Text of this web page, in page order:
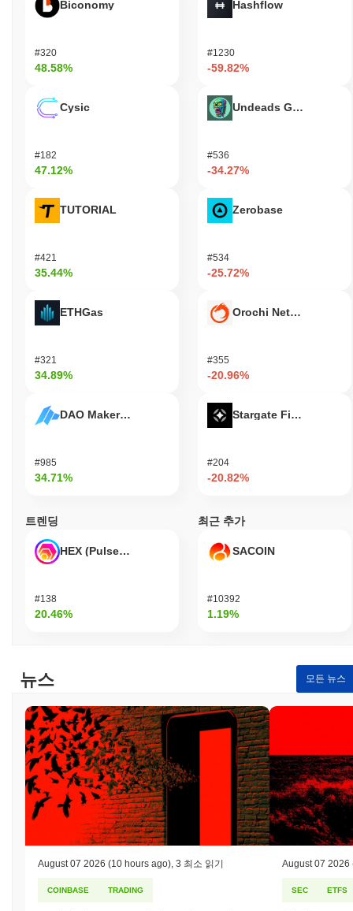
SOLITO는 개발자와 소비자를 위해 설계되어 분산 애플리케이션
을 효과적으로 생성하고 활용할 수 있도록 합니다. SDK와 API를
사용자 참여를 촉진합니다. 이 프로젝트는 개발자에게 혁신적인 솔
루션을 블록체인에서 쉽게 만들 수 있는 강력한 인프라를 제공하여
통해 참여하여 네트워크의 보안 및 의사결정 과정에 기여합니다.
이러한 협력적 환경은 주요 사용자와 2차 참가자 모두가 번창할 수
진합니다. 이러한 다양한 사용자 그룹을 대상으로 하여 SOLITO는
블록체인 공간 내에서 접근성과 사용성을 향상시키는 것을 목표로
SOLITO는 어떻게 보안이 유지되나요?
래를 확인하고 네트워크의 무결성을 유지합니다. 이 모델에서 검증
자는 보유하고 있는 토큰의 수와 담보로 "스테이킹"할 의사가 있는
적인 행동에 대해 슬래시되거나 처벌받을 수 있습니다. 네트워크는
안전한 인증과 데이터 무결성을 보장합니다. 이 암호화는 무단 접
근을 방지하고 거래가 검증 가능하고 변조 불가능하도록 합니다.
인센티브 정렬은 네트워크 참여에 대한 보상으로 검증자에게 분배
려합니다. 또한, 프로토콜은 부정직한 행동을 억제하기 위해 슬래
싱 메커니즘을 통합하여 네트워크의 보안을 강화합니다. SOLITO
이언트 구현도 네트워크의 전반적인 보안성과 강건성에 기여합니
다.
SOLITO는 어떤 논란이나 위험에 직면했나요?
SOLITO는 기술 인프라와 관련된 몇 가지 위험에 직면했으며, 특히
스마트 계약의 취약성과 잠재적 악용에 대한 우려가 있었습니다.
위해 일련의 패치와 업그레이드를 신속하게 구현했습니다. 또한,
외부 보안 연구자들이 취약점을 식별하고 보고하도록 유도하는 버
그 바운티 프로그램을 시작했습니다. SOLITO에 대한 지속적인 위
험에는 시장 변동성, 규제 감시, 분산 거버넌스를 유지하는 데 따른
고유한 도전이 포함됩니다. 이러한 위험을 완화하기 위해 팀은 개
발 관행의 투명성을 강조하고 코드베이스에 대한 정기적인 감사를
수행합니다. 또한, 커뮤니티와의 열린 소통을 유지하여 우려 사항
을 해결하고 보안 조치 및 거버넌스 결정에 대한 업데이트를 제공
합니다.
SOLITO (SOLITO) FAQ – 핵심 지표 및 시장 인
사이트
Biconomy
#320
48.58%
Cysic
#182
47.12%
TUTORIAL
#421
35.44%
ETHGas
#321
34.89%
DAO Maker Token
#985
34.71%
Hashflow
#1230
-59.82%
Undeads Games
#536
-34.27%
Zerobase
#534
-25.72%
Orochi Network
#355
-20.96%
Stargate Finance
#204
-20.82%
트렌딩
HEX (Pulsechain)
#138
20.46%
최근 추가
SACOIN
#10392
1.19%
뉴스 모든 뉴스
August 07 2026 (10 hours ago) 3 최소 읽기
COINBASE TRADING
August 07 2026
SEC ETFS